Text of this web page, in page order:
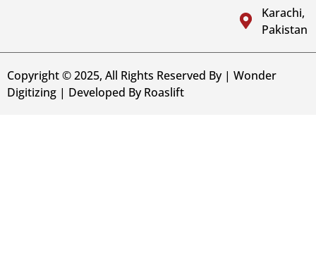
Karachi,
Pakistan
Copyright © 2025, All Rights Reserved By | Wonder
Digitizing | Developed By Roaslift